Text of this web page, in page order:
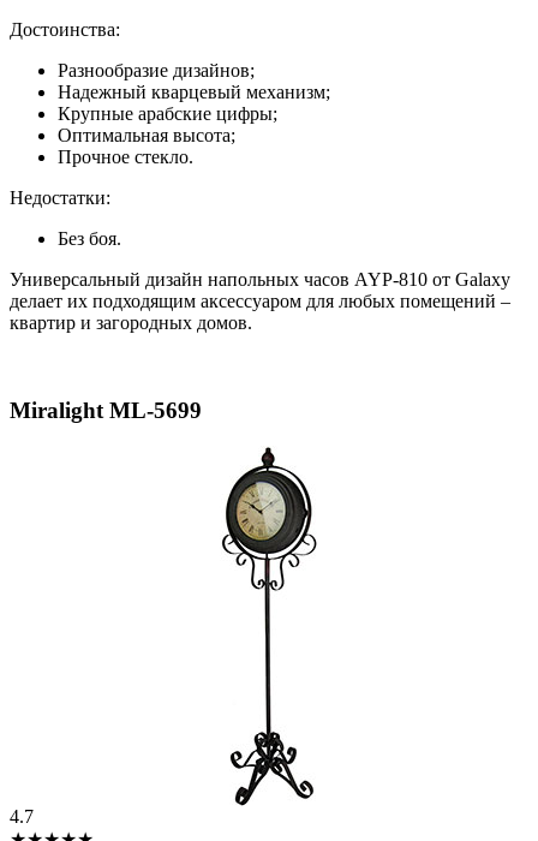
Достоинства:
Разнообразие дизайнов;
Надежный кварцевый механизм;
Крупные арабские цифры;
Оптимальная высота;
Прочное стекло.
Недостатки:
Без боя.
Универсальный дизайн напольных часов AYP-810 от Galaxy
делает их подходящим аксессуаром для любых помещений –
квартир и загородных домов.
Miralight ML-5699
4.7